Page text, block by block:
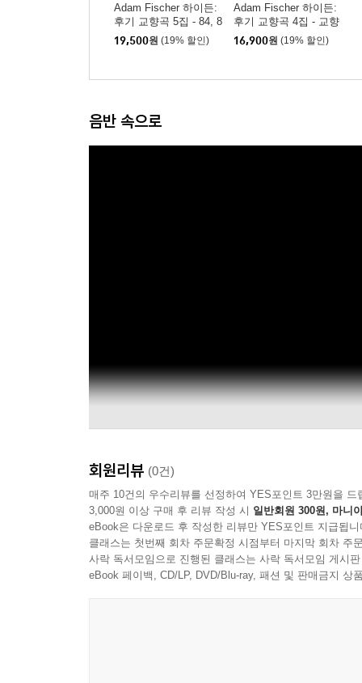
Adam Fischer 하이든:
후기 교향곡 5집 - 84, 8
5, 86번 (Haydn: Late S
ymphonies 5: Nos.84-8
19,500원 (19% 할인)
Adam Fischer 하이든:
후기 교향곡 4집 - 교향
곡 102-104번 (Haydn:
Late Symphonies 4: N
16,900원 (19% 할인)
음반 속으로
회원리뷰 (0건)
매주 10건의 우수리뷰를 선정하여 YES포인트 3만원을 드
3,000원 이상 구매 후 리뷰 작성 시 일반회원 300원, 마니
eBook은 다운로드 후 작성한 리뷰만 YES포인트 지급됩니
클래스는 첫번째 회차 주문확정 시점부터 마지막 회차 주
사락 독서모임으로 진행된 클래스는 사락 독서모임 게시
eBook 페이백, CD/LP, DVD/Blu-ray, 패션 및 판매금지 상